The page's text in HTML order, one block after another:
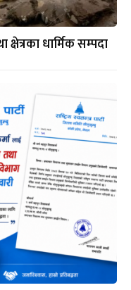
धार्मिक सम्पदा